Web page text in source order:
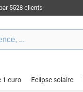
5528 clients
1 euro Eclipse solaire